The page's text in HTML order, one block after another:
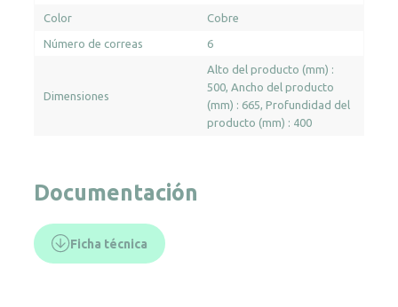
Color Cobre
Número de correas 6
Dimensiones
Alto del producto (mm) :
500 Ancho del producto
(mm) : 665 Profundidad del
producto (mm) : 400
Documentación
Ficha técnica